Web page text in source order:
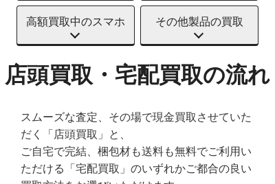
高額買取中のスマホ その他製品の買取
店頭買取・宅配買取の流れ
スムーズな査定、その場で現金買取させていた
だく「店頭買取」と、
ご自宅で完結、梱包材も送料も無料でご利用い
ただける「宅配買取」のいずれかご都合の良い